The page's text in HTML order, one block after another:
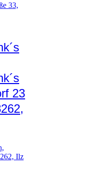
33,
23
Ilz